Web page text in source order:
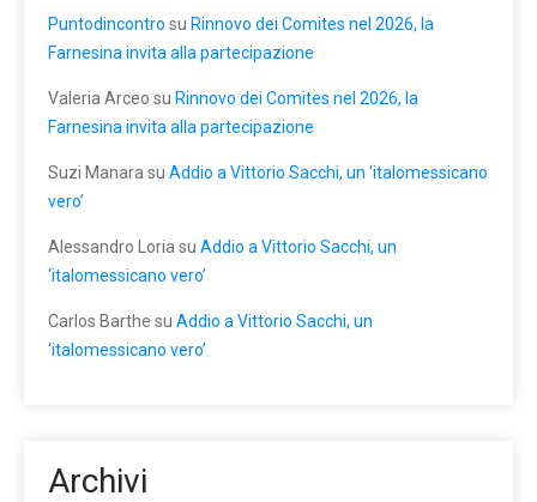
Puntodincontro su Rinnovo dei Comites nel 2026, la
Farnesina invita alla partecipazione
Valeria Arceo su Rinnovo dei Comites nel 2026, la
Farnesina invita alla partecipazione
Suzi Manara su Addio a Vittorio Sacchi, un ‘italomessicano
vero’
Alessandro Loria su Addio a Vittorio Sacchi, un
‘italomessicano vero’
Carlos Barthe su Addio a Vittorio Sacchi, un
‘italomessicano vero’
Archivi